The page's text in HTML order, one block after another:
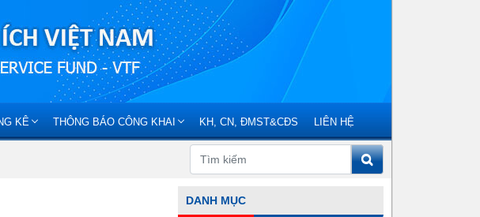
KÊ THÔNG BÁO CÔNG KHAI KH, CN, ĐMST&CĐS LIÊN HỆ
DANH MỤC